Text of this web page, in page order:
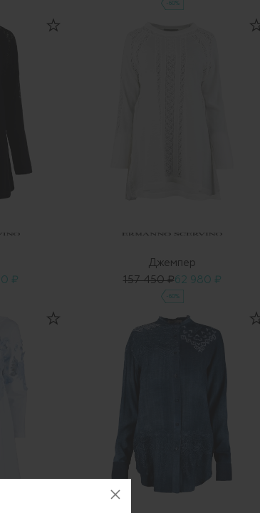
-60%
₽
Джемпер
157 450 ₽62 980 ₽
-60%